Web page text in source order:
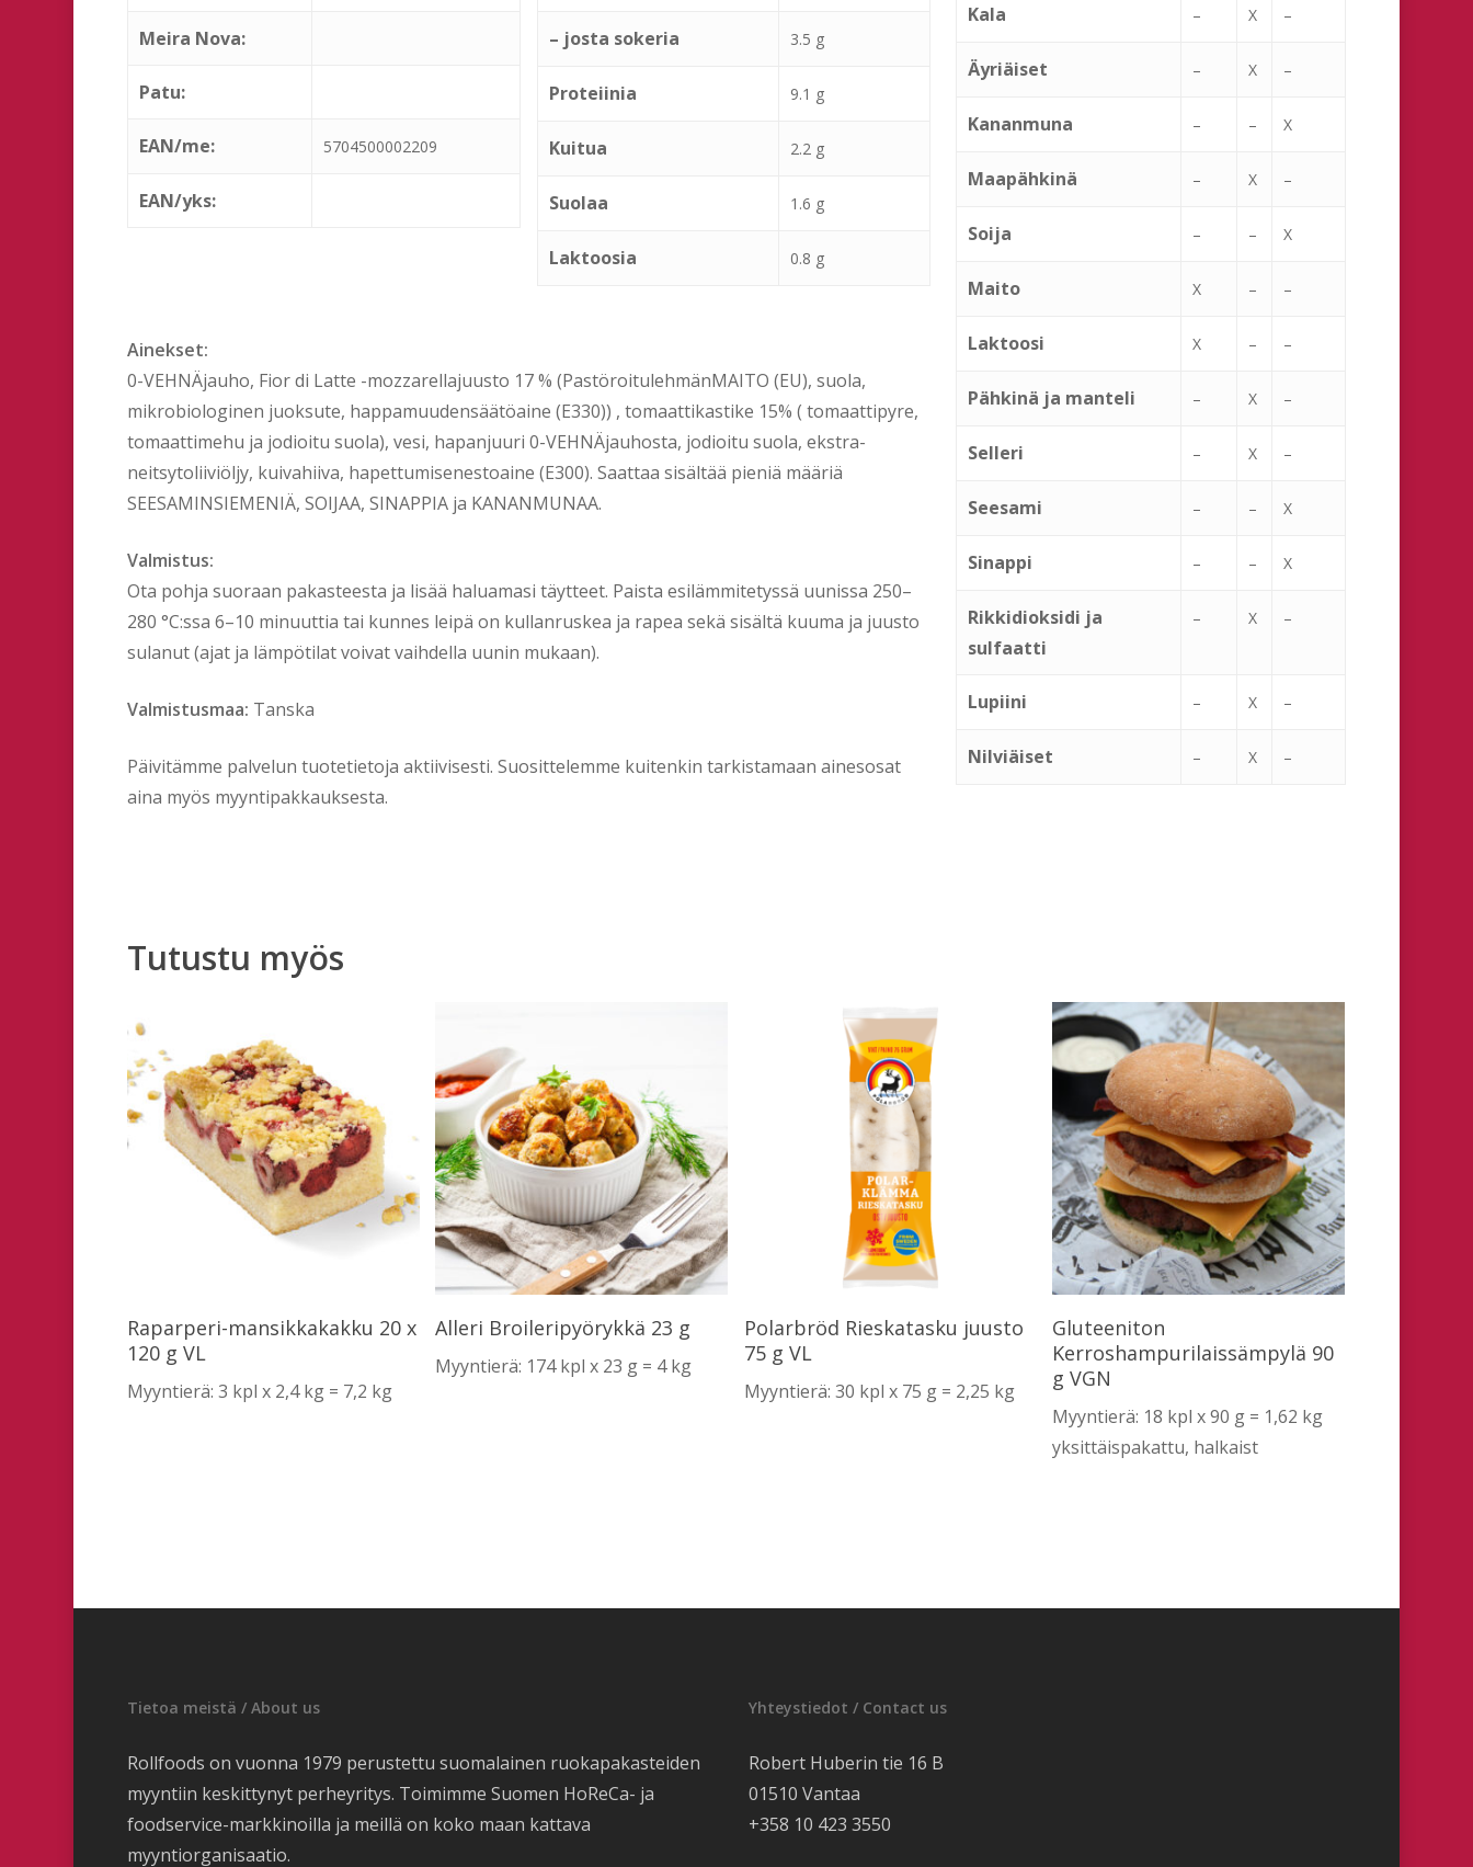
Meira Nova:
Patu:
EAN/me: 5704500002209
EAN/yks:
– josta sokeria 3.5 g
Proteiinia 9.1 g
Kuitua 2.2 g
Suolaa 1.6 g
Laktoosia 0.8 g
Ainekset:
0-VEHNÄjauho, Fior di Latte -mozzarellajuusto 17 % (PastöroitulehmänMAITO (EU), suola,
mikrobiologinen juoksute, happamuudensäätöaine (E330)) , tomaattikastike 15% ( tomaattipyre,
tomaattimehu ja jodioitu suola), vesi, hapanjuuri 0-VEHNÄjauhosta, jodioitu suola, ekstra-
neitsytoliiviöljy, kuivahiiva, hapettumisenestoaine (E300). Saattaa sisältää pieniä määriä
SEESAMINSIEMENIÄ, SOIJAA, SINAPPIA ja KANANMUNAA.
Valmistus:
Ota pohja suoraan pakasteesta ja lisää haluamasi täytteet. Paista esilämmitetyssä uunissa 250–
280 °C:ssa 6–10 minuuttia tai kunnes leipä on kullanruskea ja rapea sekä sisältä kuuma ja juusto
sulanut (ajat ja lämpötilat voivat vaihdella uunin mukaan).
Valmistusmaa: Tanska
Päivitämme palvelun tuotetietoja aktiivisesti. Suosittelemme kuitenkin tarkistamaan ainesosat
aina myös myyntipakkauksesta.
Kala – X –
Äyriäiset – X –
Kananmuna – – X
Maapähkinä – X –
Soija – – X
Maito X – –
Laktoosi X – –
Pähkinä ja manteli – X –
Selleri – X –
Seesami – – X
Sinappi – – X
Rikkidioksidi ja
sulfaatti
– X –
Lupiini – X –
Nilviäiset – X –
Tutustu myös
Lue Lisää
Raparperi-mansikkakakku 20 x
120 g VL
Myyntierä: 3 kpl x 2,4 kg = 7,2 kg
Lue Lisää
Alleri Broileripyörykkä 23 g
Myyntierä: 174 kpl x 23 g = 4 kg
Lue Lisää
Polarbröd Rieskatasku juusto
75 g VL
Myyntierä: 30 kpl x 75 g = 2,25 kg
Gluteeniton
Kerroshampurilaissämpylä 90
g VGN
Myyntierä: 18 kpl x 90 g = 1,62 kg
yksittäispakattu, halkaist
Tietoa meistä / About us
Rollfoods on vuonna 1979 perustettu suomalainen ruokapakasteiden
myyntiin keskittynyt perheyritys. Toimimme Suomen HoReCa- ja
foodservice-markkinoilla ja meillä on koko maan kattava
myyntiorganisaatio.
Yhteystiedot / Contact us
Robert Huberin tie 16 B
01510 Vantaa
+358 10 423 3550